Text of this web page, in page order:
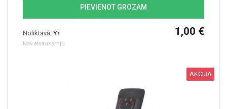
PIEVIENOT GROZAM
Noliktavā: Yr
Nav atsauksmju
1,00 €
AKCIJA